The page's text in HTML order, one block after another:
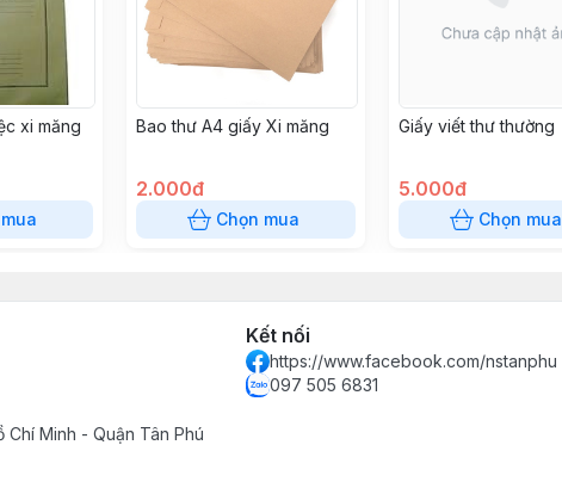
xi măng
Bao thư A4 giấy Xi măng
2.000đ
Chọn mua
Giấy viết thư thường
5.000đ
Chọn mua
Chí Minh - Quận Tân Phú
Kết nối
https://www.facebook.com/nstanphu
097 505 6831